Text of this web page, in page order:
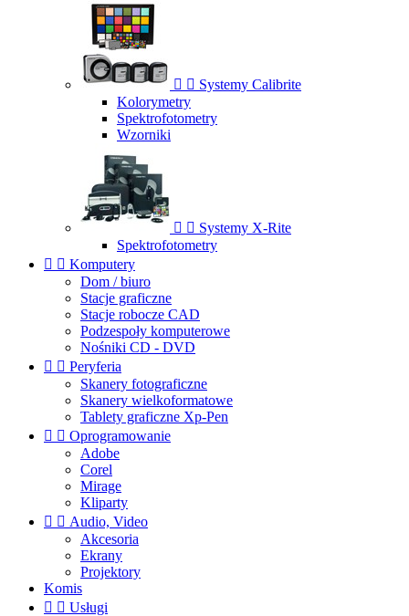
  Systemy Calibrite
Kolorymetry
Spektrofotometry
Wzorniki
  Systemy X-Rite
Spektrofotometry
  Komputery
Dom / biuro
Stacje graficzne
Stacje robocze CAD
Podzespoły komputerowe
Nośniki CD - DVD
  Peryferia
Skanery fotograficzne
Skanery wielkoformatowe
Tablety graficzne Xp-Pen
  Oprogramowanie
Adobe
Corel
Mirage
Kliparty
  Audio, Video
Akcesoria
Ekrany
Projektory
Komis
  Usługi